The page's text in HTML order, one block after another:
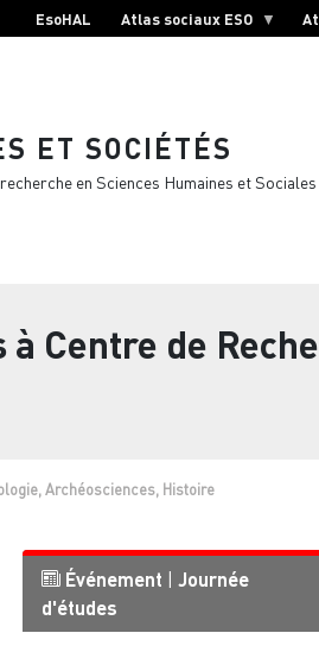
EsoHAL Atlas sociaux ESO
ET SOCIÉTÉS
en Sciences Humaines et Sociales
à Centre de
Archéosciences, Histoire
Événement | Journée
d'études